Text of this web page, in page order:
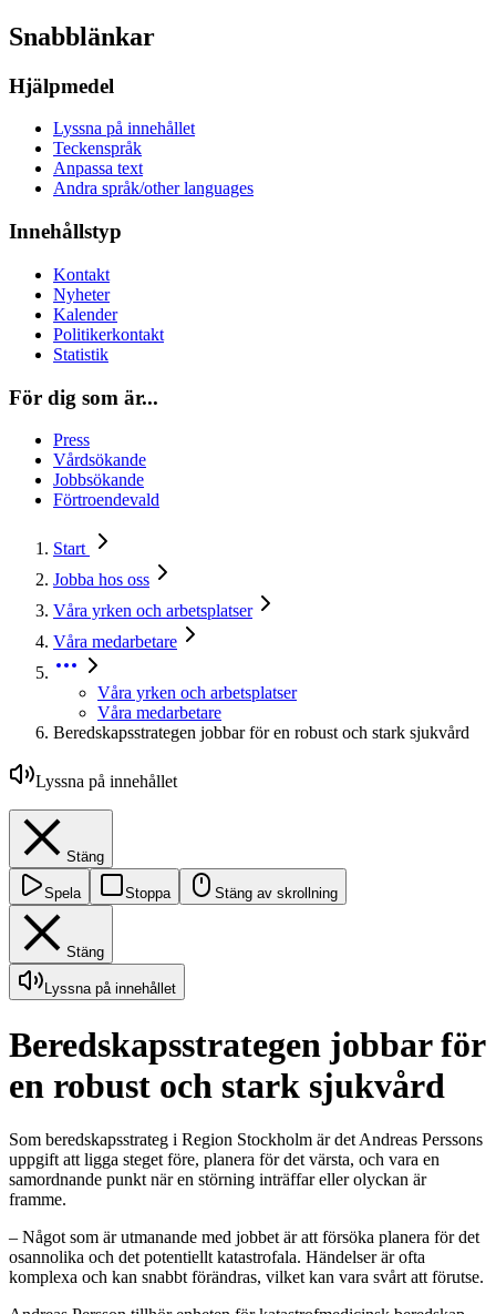
Snabblänkar
Hjälpmedel
Lyssna på innehållet
Teckenspråk
Anpassa text
Andra språk/other languages
Innehållstyp
Kontakt
Nyheter
Kalender
Politikerkontakt
Statistik
För dig som är...
Press
Vårdsökande
Jobbsökande
Förtroendevald
Start
Jobba hos oss
Våra yrken och arbetsplatser
Våra medarbetare
Våra yrken och arbetsplatser
Våra medarbetare
Beredskapsstrategen jobbar för en robust och stark sjukvård
Lyssna på innehållet
Stäng
Spela Stoppa Stäng av skrollning
Stäng
Lyssna på innehållet
Beredskapsstrategen jobbar för
en robust och stark sjukvård
Som beredskapsstrateg i Region Stockholm är det Andreas Perssons
uppgift att ligga steget före, planera för det värsta, och vara en
samordnande punkt när en störning inträffar eller olyckan är
framme.
– Något som är utmanande med jobbet är att försöka planera för det
osannolika och det potentiellt katastrofala. Händelser är ofta
komplexa och kan snabbt förändras, vilket kan vara svårt att förutse.